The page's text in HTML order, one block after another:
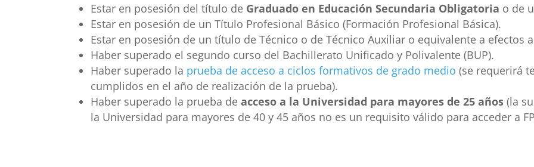
Estar en posesión del título de Graduado en Educación Secundaria Obligatoria o de
Estar en posesión de un Título Profesional Básico (Formación Profesional Básica).
Estar en posesión de un título de Técnico o de Técnico Auxiliar o equivalente a efectos
Haber superado el segundo curso del Bachillerato Unificado y Polivalente (BUP).
Haber superado la prueba de acceso a ciclos formativos de grado medio (se requerirá
cumplidos en el año de realización de la prueba).
Haber superado la prueba de acceso a la Universidad para mayores de 25 años (la
la Universidad para mayores de 40 y 45 años no es un requisito válido para acceder a